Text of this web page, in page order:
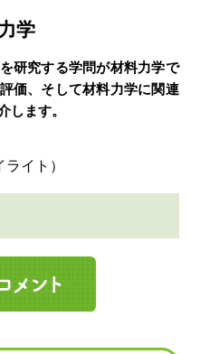
学
研究する学問が材料力学で
価、そして材料力学に関連
ます。